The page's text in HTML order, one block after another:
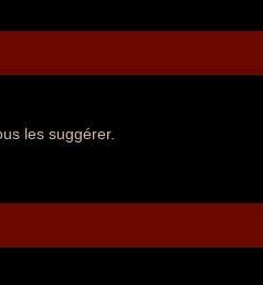
les suggérer.